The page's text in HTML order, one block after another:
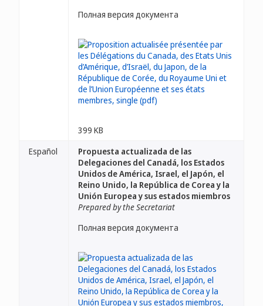
Полная версия документа
399 KB
Español
Propuesta actualizada de las
Delegaciones del Canadá, los Estados
Unidos de América, Israel, el Japón, el
Reino Unido, la República de Corea y la
Unión Europea y sus estados miembros
Prepared by the Secretariat
Полная версия документа